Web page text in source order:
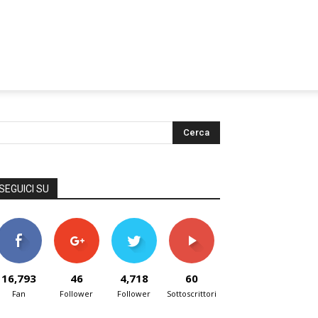
SU
16,793
Fan
46
Follower
4,718
Follower
60
Sottoscrittori